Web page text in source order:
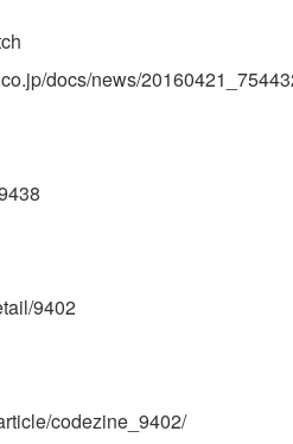
docs/news/
9402
codezine_9402/